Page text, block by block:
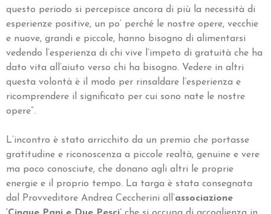
questo periodo si percepisce ancora di più la necessità di
esperienze positive, un po’ perché le nostre opere, vecchie
e nuove, grandi e piccole, hanno bisogno di alimentarsi
vedendo l’esperienza di chi vive l’impeto di gratuità che ha
dato vita all’aiuto verso chi ha bisogno. Vedere in altri
questa volontà è il modo per rinsaldare l’esperienza e
ricomprendere il significato per cui sono nate le nostre
opere”.
L’incontro è stato arricchito da un premio che portasse
gratitudine e riconoscenza a piccole realtà, genuine e vere
ma poco conosciute, che donano agli altri le proprie
energie e il proprio tempo. La targa è stata consegnata
dal Provveditore Andrea Ceccherini all’associazione